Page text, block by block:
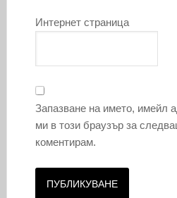
Интернет страница
Запазване на името, имейл
ми в този браузър за
коментирам.